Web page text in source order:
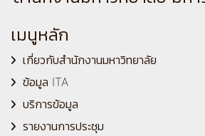
เมนูหลัก
เกี่ยวกับสำนักงานมหาวิทยาลัย
ข้อมูล ITA
บริการข้อมูล
รายงานการประชุม